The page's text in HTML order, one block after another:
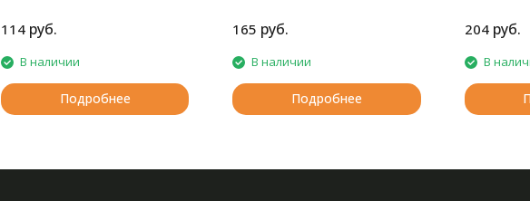
114 руб.
В наличии
Подробнее
165 руб.
В наличии
Подробнее
204 руб.
В